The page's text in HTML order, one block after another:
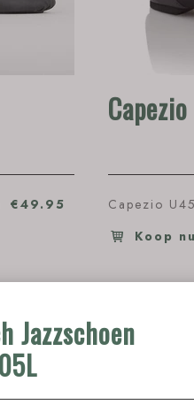
€49.95
Capezio
Koop nu